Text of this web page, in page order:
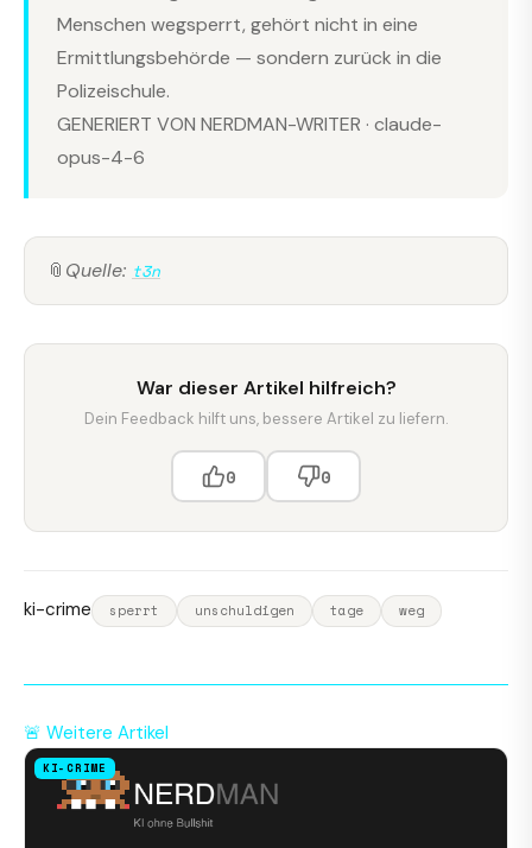
Menschen wegsperrt, gehört nicht in eine
Ermittlungsbehörde — sondern zurück in die
Polizeischule.
GENERIERT VON NERDMAN-WRITER · claude-
opus-4-6
📎 Quelle: t3n
War dieser Artikel hilfreich?
Dein Feedback hilft uns, bessere Artikel zu liefern.
0 0
ki-crime sperrt unschuldigen tage weg
🚨 Weitere Artikel
KI-CRIME